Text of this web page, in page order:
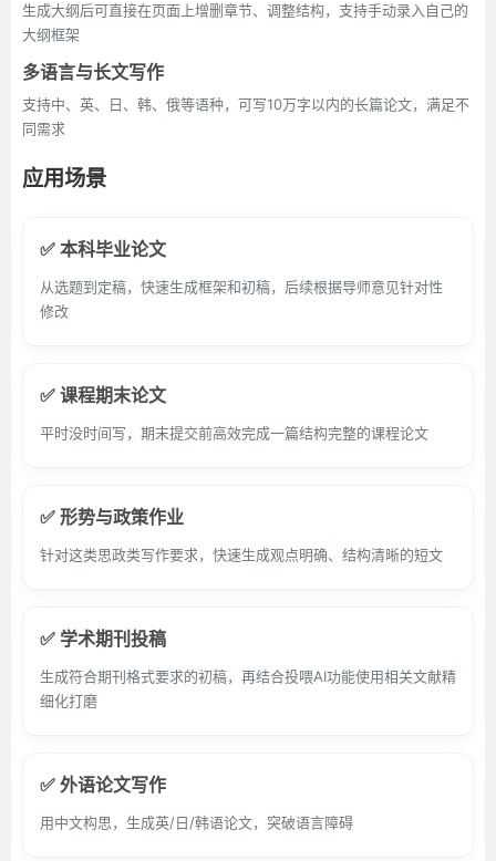
生成大纲后可直接在页面上增删章节、调整结构，支持手动录入自己的
大纲框架
多语言与长文写作
支持中、英、日、韩、俄等语种，可写10万字以内的长篇论文，满足不
同需求
应用场景
✅ 本科毕业论文
从选题到定稿，快速生成框架和初稿，后续根据导师意见针对性
修改
✅ 课程期末论文
平时没时间写，期末提交前高效完成一篇结构完整的课程论文
✅ 形势与政策作业
针对这类思政类写作要求，快速生成观点明确、结构清晰的短文
✅ 学术期刊投稿
生成符合期刊格式要求的初稿，再结合投喂AI功能使用相关文献精
细化打磨
✅ 外语论文写作
用中文构思，生成英/日/韩语论文，突破语言障碍